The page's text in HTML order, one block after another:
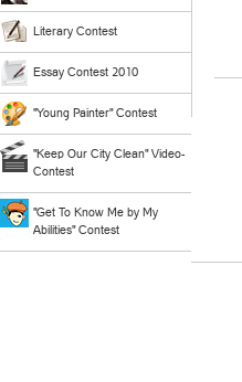
Literary Contest
Essay Contest 2010
"Young Painter" Contest
"Keep Our City Clean" Video-
Contest
"Get To Know Me by My
Abilities" Contest